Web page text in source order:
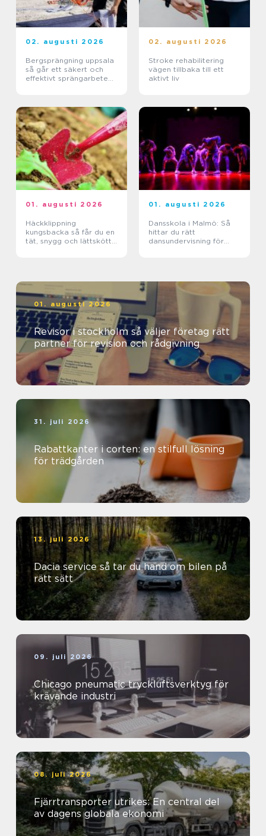
02. augusti 2026
Bergsprängning uppsala
så går ett säkert och
effektivt sprängarbete
02. augusti 2026
Stroke rehabilitering
vägen tillbaka till ett
aktivt liv
01. augusti 2026
Häckklippning
kungsbacka så får du en
tät, snygg och lättskött
01. augusti 2026
Dansskola i Malmö: Så
hittar du rätt
dansundervisning för
01. augusti 2026
Revisor i stockholm så väljer företag rätt
partner för revision och rådgivning
31. juli 2026
Rabattkanter i corten: en stilfull lösning
för trädgården
13. juli 2026
Dacia service så tar du hand om bilen på
rätt sätt
09. juli 2026
Chicago pneumatic tryckluftsverktyg för
krävande industri
08. juli 2026
Fjärrtransporter utrikes: En central del
av dagens globala ekonomi